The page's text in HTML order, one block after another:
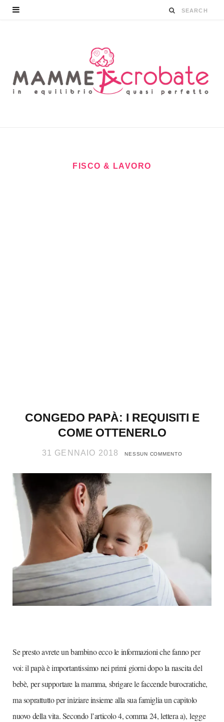
FISCO & LAVORO
CONGEDO PAPÀ: I REQUISITI E
COME OTTENERLO
31 GENNAIO 2018 NESSUN COMMENTO
Se presto avrete un bambino ecco le informazioni che fanno per
voi: il papà è importantissimo nei primi giorni dopo la nascita del
bebè, per supportare la mamma, sbrigare le faccende burocratiche,
ma soprattutto per iniziare insieme alla sua famiglia un capitolo
nuovo della vita. Secondo l’articolo 4, comma 24, lettera a), legge